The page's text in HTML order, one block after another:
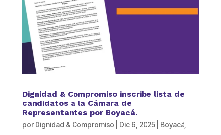
Dignidad & Compromiso inscribe lista de
candidatos a la Cámara de
Representantes por Boyacá.
por Dignidad & Compromiso Dic 6, 2025| Boyacá,